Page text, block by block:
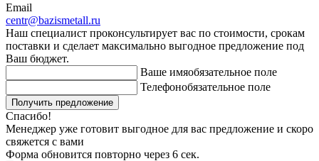
Email
centr@bazismetall.ru
Наш специалист проконсультирует вас по стоимости, срокам
поставки и сделает максимально выгодное предложение под
Ваш бюджет.
Ваше имяобязательное поле
Телефонобязательное поле
Получить предложение
Спасибо!
Менеджер уже готовит выгодное для вас предложение и скоро
свяжется с вами
Форма обновится повторно через 6 сек.